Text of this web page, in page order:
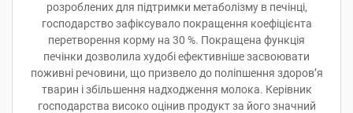
розроблених для підтримки метаболізму в печінці,
господарство зафіксувало покращення коефіцієнта
перетворення корму на 30 %. Покращена функція
печінки дозволила худобі ефективніше засвоювати
поживні речовини, що призвело до поліпшення здоров’я
тварин і збільшення надходження молока. Керівник
господарства високо оцінив продукт за його значний